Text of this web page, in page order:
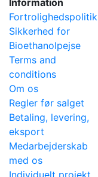
Information
Fortrolighedspolitik
Sikkerhed for
Bioethanolpejse
Terms and
conditions
Om os
Regler før salget
Betaling, levering,
eksport
Medarbejderskab
med os
Individuelt projekt